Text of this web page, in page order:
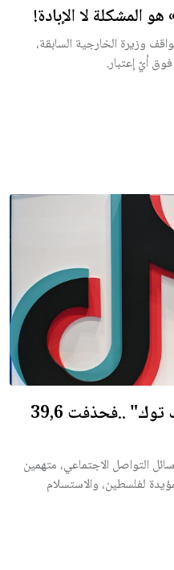
المشكلة لا الإبادة!
وزيرة الخارجية السابقة،
أيّ إعتبار.
من جيش الاحتلال إلى "تيك توك" ..فحذفت 39,6
التواصل الاجتماعي، متهمين
لفلسطين، والاستسلام